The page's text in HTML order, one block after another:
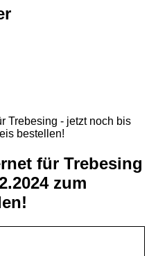
Trebesing - jetzt noch bis
bestellen!
für Trebesing
zum